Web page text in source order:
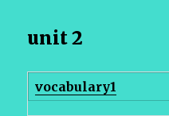
unit 2
vocabulary1